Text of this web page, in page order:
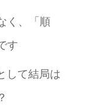
く、「順
す
して結局は